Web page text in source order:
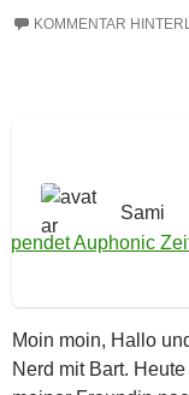
KOMMENTAR
Sami
Moin moin, Hallo
Nerd mit Bart.